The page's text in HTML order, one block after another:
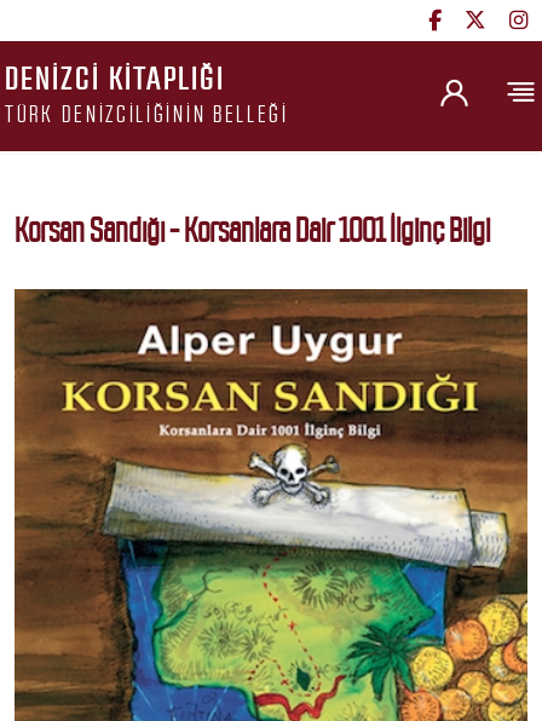
DENIZCI KITAPLIĞI
TÜRK DENIZCILIĞININ BELLEĞI
Korsan Sandığı - Korsanlara Dair 1001 İlginç Bilgi